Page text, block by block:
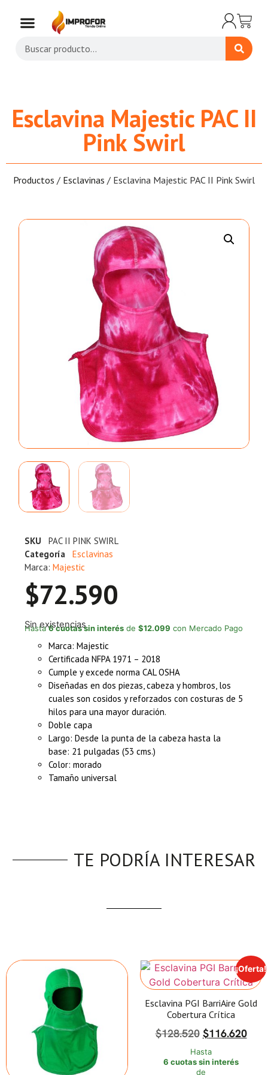
Esclavina Majestic PAC II
Pink Swirl
Productos / Esclavinas / Esclavina Majestic PAC II Pink Swirl
SKU
PAC II PINK SWIRL
Categoría
Esclavinas
Marca:Majestic
$72.590
Hasta6 cuotas sin interés de$12.099 con Mercado Pago
Sin existencias
Marca: Majestic
Certificada NFPA 1971 – 2018
Cumple y excede norma CAL OSHA
Diseñadas en dos piezas, cabeza y hombros, los
cuales son cosidos y reforzados con costuras de 5
hilos para una mayor duración.
Doble capa
Largo: Desde la punta de la cabeza hasta la
base: 21 pulgadas (53 cms.)
Color: morado
Tamaño universal
TE PODRÍA INTERESAR
¡Oferta!
Esclavina PGI BarriAire Gold
Cobertura Crítica
$128.520 $116.620
Hasta
6 cuotas sin interés
de